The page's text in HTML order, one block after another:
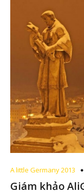
A little Germany 2013
Giám khảo